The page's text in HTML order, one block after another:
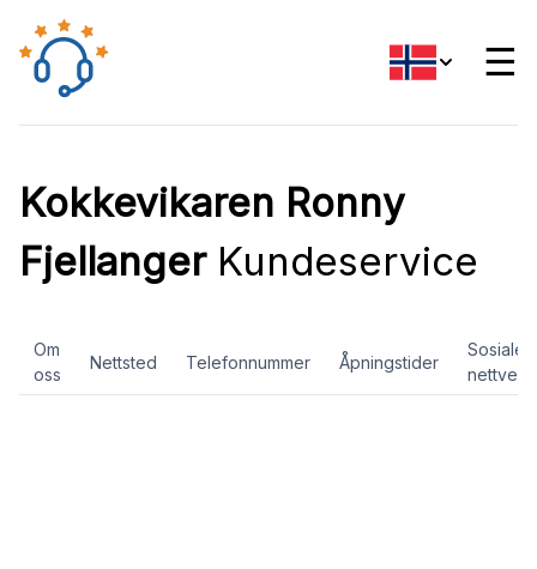
☰
Kokkevikaren Ronny
FjellangerKundeservice
Om
oss
Nettsted Telefonnummer Åpningstider
Sosiale
nettverk